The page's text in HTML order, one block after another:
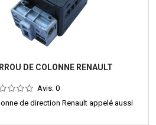
DE COLONNE RENAULT
Avis: 0
de direction Renault appelé aussi